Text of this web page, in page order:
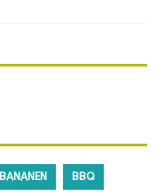
BANANEN BBQ